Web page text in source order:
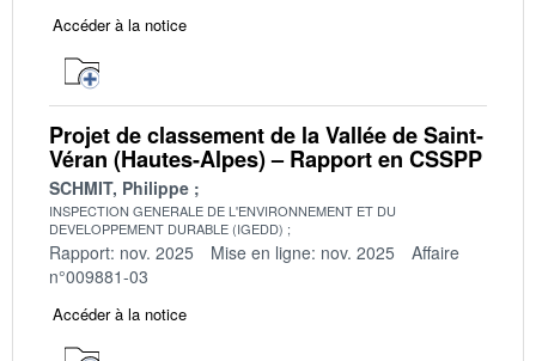
Accéder à la notice
Projet de classement de la Vallée de Saint-
Véran (Hautes-Alpes) – Rapport en CSSPP
SCHMIT, Philippe
INSPECTION GENERALE DE L'ENVIRONNEMENT ET DU
DEVELOPPEMENT DURABLE (IGEDD)
Rapport: nov. 2025 Mise en ligne: nov. 2025
Affaire
n°009881-03
Accéder à la notice